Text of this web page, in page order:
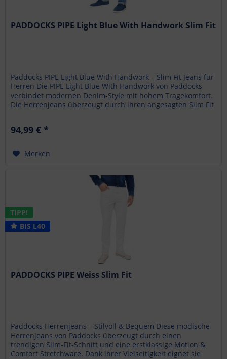
PADDOCKS PIPE Light Blue With Handwork Slim Fit
Paddocks PIPE Light Blue With Handwork – Slim Fit Jeans für
Herren Die PIPE Light Blue With Handwork von Paddocks
verbindet modernen Denim-Style mit hohem Tragekomfort.
Die Herrenjeans überzeugt durch ihren angesagten Slim Fit
94,99 € *
Merken
TIPP!
BIS L40
PADDOCKS PIPE Weiss Slim Fit
Paddocks Herrenjeans – Stilvoll & Bequem Diese modische
Herrenjeans von Paddocks überzeugt durch einen
trendigen Slim-Fit-Schnitt und eine erstklassige Motion &
Comfort Stretchware. Dank ihrer Vielseitigkeit eignet sie